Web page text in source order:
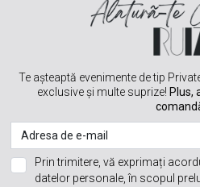
Te așteaptă evenimente de tip
exclusive și multe suprize! Plus,
Prin trimitere, vă exprimați
datelor personale, în scopul